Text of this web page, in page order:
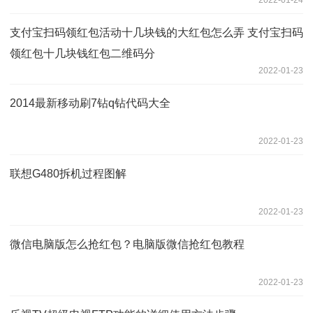
支付宝扫码领红包活动十几块钱的大红包怎么弄 支付宝扫码
领红包十几块钱红包二维码分
2022-01-23
2014最新移动刷7钻q钻代码大全
2022-01-23
联想G480拆机过程图解
2022-01-23
微信电脑版怎么抢红包？电脑版微信抢红包教程
2022-01-23